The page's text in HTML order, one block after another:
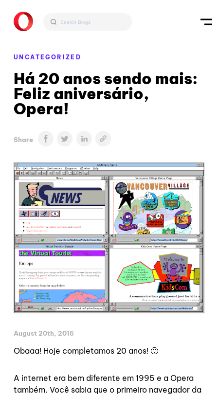
UNCATEGORIZED
Há 20 anos sendo mais:
Feliz aniversário,
Opera!
Share
August 20th, 2015
Obaaa! Hoje completamos 20 anos! 🙂
A internet era bem diferente em 1995 e a Opera
também. Você sabia que o primeiro navegador da